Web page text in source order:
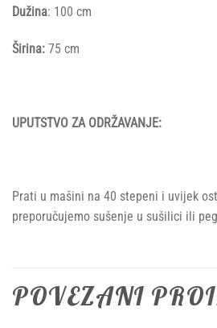
Dužina: 100 cm
Širina: 75 cm
UPUTSTVO ZA ODRŽAVANJE:
Prati u mašini na 40 stepeni i uvijek
preporučujemo sušenje u sušilici ili
POVEZANI